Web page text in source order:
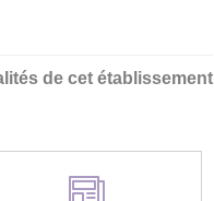
de cet établissement